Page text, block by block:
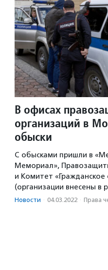
В офисах
организаций в
обыски
С обысками пришли в
Мемориал»,
и Комитет «Гражданское
(организации внесены в
Новости · 04.03.2022 · Права